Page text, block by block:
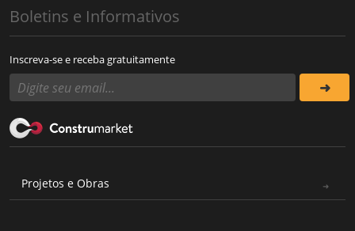
Boletins e Informativos
Inscreva-se e receba gratuitamente
Projetos e Obras